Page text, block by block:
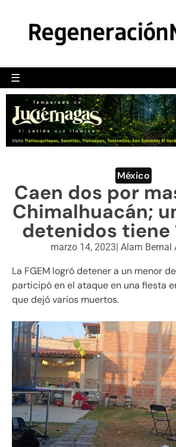
☰
POLÍTICA
CAMALEÓN
OPINIÓN
DEPORTES
ENGLISH SECTION
VIDEOS
México
Caen dos por
Chimalhuacán;
detenidos tiene
marzo 14, 2023| Alam Bernal
La FGEM logró detener a un menor
participó en el ataque en una fiesta
que dejó varios muertos.